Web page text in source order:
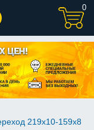
0
219х10-159х8